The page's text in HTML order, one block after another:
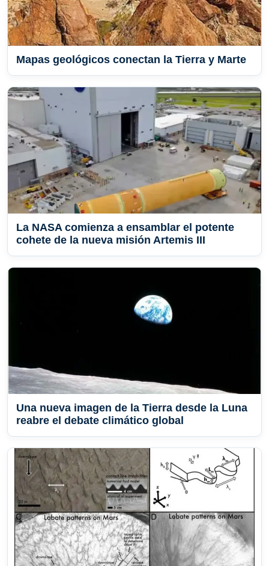
Mapas geológicos conectan la Tierra y Marte
La NASA comienza a ensamblar el potente
cohete de la nueva misión Artemis III
Una nueva imagen de la Tierra desde la Luna
reabre el debate climático global